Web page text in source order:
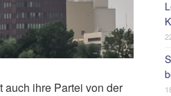
auch ihre Partei von der